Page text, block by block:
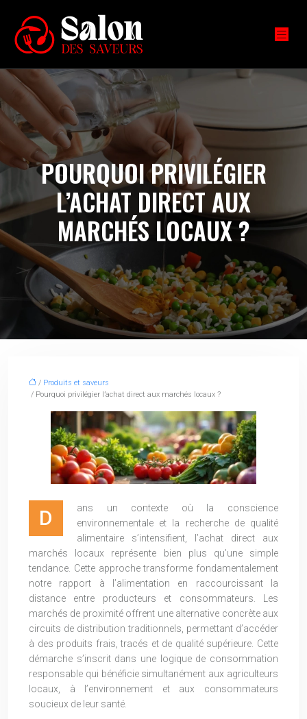
POURQUOI PRIVILÉGIER
L’ACHAT DIRECT AUX
MARCHÉS LOCAUX ?
/ Produits et saveurs
/ Pourquoi privilégier l’achat direct aux marchés locaux ?
D
ans un contexte où la conscience
environnementale et la recherche de qualité
alimentaire s’intensifient, l’achat direct aux
marchés locaux représente bien plus qu’une simple
tendance. Cette approche transforme fondamentalement
notre rapport à l’alimentation en raccourcissant la
distance entre producteurs et consommateurs. Les
marchés de proximité offrent une alternative concrète aux
circuits de distribution traditionnels, permettant d’accéder
à des produits frais, tracés et de qualité supérieure. Cette
démarche s’inscrit dans une logique de consommation
responsable qui bénéficie simultanément aux agriculteurs
locaux, à l’environnement et aux consommateurs
soucieux de leur santé.